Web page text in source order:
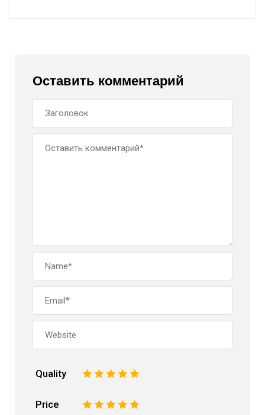
Оставить комментарий
Quality 5
4
3
2
Price 5
4
3
2